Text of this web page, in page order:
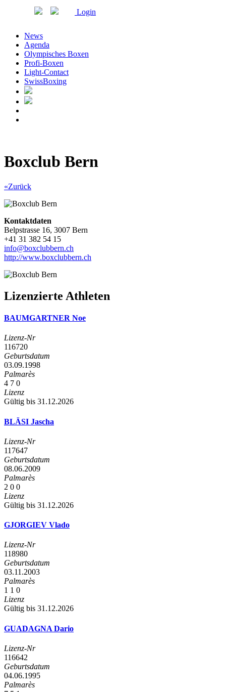
Login
News
Agenda
Olympisches Boxen
Profi-Boxen
Light-Contact
SwissBoxing
Boxclub Bern
«Zurück
Kontaktdaten
Belpstrasse 16, 3007 Bern
+41 31 382 54 15
info@boxclubbern.ch
http://www.boxclubbern.ch
Lizenzierte Athleten
BAUMGARTNER Noe
Lizenz-Nr
116720
Geburtsdatum
03.09.1998
Palmarès
4 7 0
Lizenz
Gültig bis 31.12.2026
BLÄSI Jascha
Lizenz-Nr
117647
Geburtsdatum
08.06.2009
Palmarès
2 0 0
Lizenz
Gültig bis 31.12.2026
GJORGIEV Vlado
Lizenz-Nr
118980
Geburtsdatum
03.11.2003
Palmarès
1 1 0
Lizenz
Gültig bis 31.12.2026
GUADAGNA Dario
Lizenz-Nr
116642
Geburtsdatum
04.06.1995
Palmarès